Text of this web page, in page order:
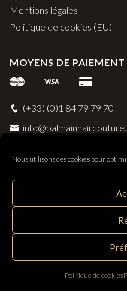
Nous utilisons des cookies pour
Politique de cookies
Mentions légales
Politique de cookies (EU)
MOYENS DE PAIEMENT
(+33) (0)1 84 79 79 70
Balmain Paris Hair
Distribué par SAS Follow Hair